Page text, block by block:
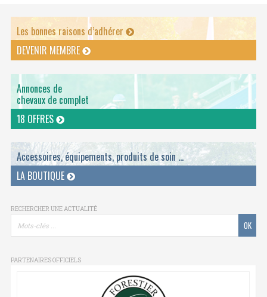
Les bonnes raisons d’adhérer
DEVENIR MEMBRE
Annonces de
chevaux de complet
18 OFFRES
Accessoires, équipements, produits de soin ...
LA BOUTIQUE
RECHERCHER UNE ACTUALITÉ
PARTENAIRES OFFICIELS